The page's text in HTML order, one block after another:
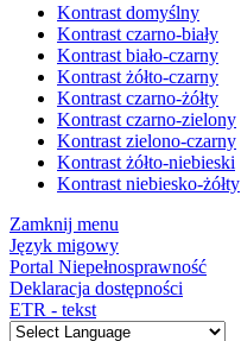
Kontrast domyślny
Kontrast czarno-biały
Kontrast biało-czarny
Kontrast żółto-czarny
Kontrast czarno-żółty
Kontrast czarno-zielony
Kontrast zielono-czarny
Kontrast żółto-niebieski
Kontrast niebiesko-żółty
Zamknij menu
Język migowy
Portal Niepełnosprawność
Deklaracja dostępności
ETR - tekst